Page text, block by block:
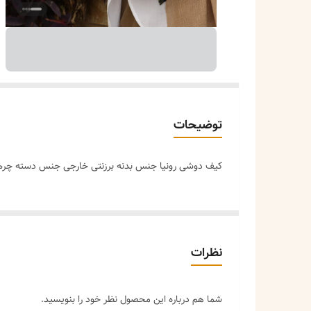
توضیحات
کیف دوشی رونیا جنس بدنه برزنتی خارجی جنس دسته
نظرات
شما هم درباره این محصول نظر خود را بنویسید.